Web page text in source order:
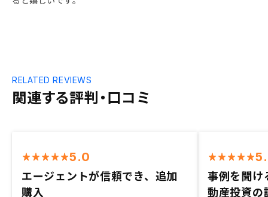
関連する評判・口コミ
RELATED REVIEWS
5.0
エージェントが信頼でき、追加
購入
事例を聞け
動産投資の